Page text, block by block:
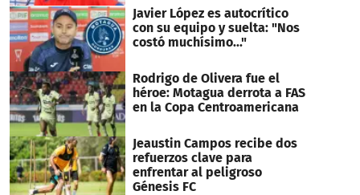
Javier López es autocrítico
con su equipo y suelta: "Nos
costó muchísimo..."
Rodrigo de Olivera fue el
héroe: Motagua derrota a FAS
en la Copa Centroamericana
Jeaustin Campos recibe dos
refuerzos clave para
enfrentar al peligroso
Génesis FC